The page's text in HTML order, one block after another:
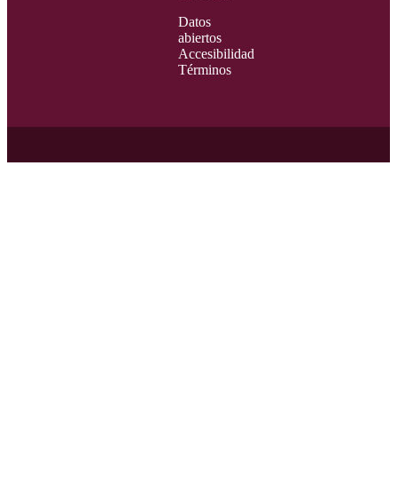
Datos
abiertos
Accesibilidad
Términos